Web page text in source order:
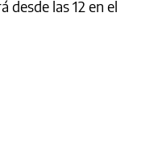
desde las 12 en el